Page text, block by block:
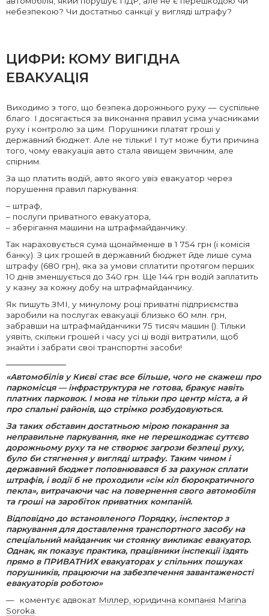
небезпекою? Чи достатньо санкції у вигляді штрафу?
ЦИФРИ: КОМУ ВИГІДНА
ЕВАКУАЦІЯ
Виходимо з того, що безпека дорожнього руху — суспільне
благо. І досягається за виконання правил усіма учасниками
руху і контролю за цим. Порушники платят гроші у
державний бюджет. Але не тільки! І тут може бути причина
того, чому евакуація авто стала явищем звичним, але
спірним.
За що платить водій, авто якого увіз евакуатор через
порушення правил паркування:
– штраф,
– послуги приватного евакуатора,
– зберігання машини на штрафмайданчику.
Так нараховується сума щонайменше в 1 754 грн (і комісія
банку). З цих грошей в державний бюджет йде лише сума
штрафу (680 грн), яка за умови сплатити протягом перших
10 днів зменшується до 340 грн. Ще 144 грн водій заплатить
у казну за кожну добу на штрафмайданчику.
Як пишуть ЗМІ, у минулому році приватні підприємства
заробили на послугах евакуації близько 60 млн. грн,
забравши на штрафмайданчики 75 тисяч машин (). Тільки
уявіть, скільки грошей і часу усі ці водії витратили, щоб
знайти і забрати свої транспортні засоби!
«Автомобілів у Києві стає все більше, чого не скажеш про
паркомісця — інфраструктура не готова, бракує навіть
платних парковок. І мова не тільки про центр міста, а й
про спальні районів, що стрімко розбудовуються.
За таких обставин достатньою мірою покарання за
неправильне паркування, яке не перешкоджає суттєво
дорожньому руху та не створює загрози безпеці руху,
було би стягнення у вигляді штрафу. Таким чином і
державний бюджет поповнювався б за рахунок сплати
штрафів, і водії б не проходили «сім кіл бюрократичного
пекла», витрачаючи час на повернення свого автомобіля
та гроші на заробіток приватних компаній.
Відповідно до встановленого Порядку, інспектор з
паркування для доставлення транспортного засобу на
спеціальний майданчик чи стоянку викликає евакуатор.
Однак, як показує практика, працівники інспекції їздять
прямо в ПРИВАТНИХ евакуаторах у спільних пошуках
порушників, працюючи на забезпечення завантаженості
евакуаторів роботою»
коментує адвокат Міллер, юридична компанія Marina
Soroka.